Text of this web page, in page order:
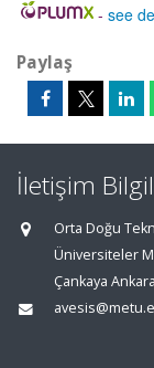
- see
Paylaş
İletişim
Orta Doğu
Üniversiteler
Çankaya